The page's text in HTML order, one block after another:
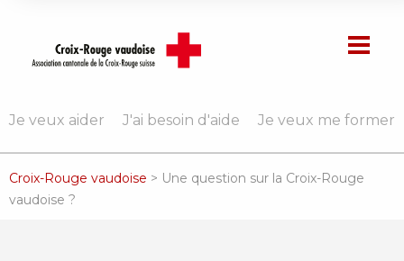
Je veux aider J'ai besoin d'aide Je veux me former
Croix-Rouge vaudoise > Une question sur la Croix-Rouge
vaudoise ?